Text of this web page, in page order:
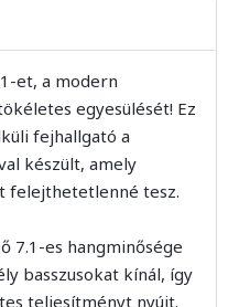
et, a modern
egyesülését! Ez
fejhallgató a
készült, amely
felejthetetlenné tesz.
7.1-es hangminősége
basszusokat kínál, így
teljesítményt nyújt.